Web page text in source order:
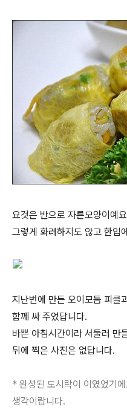
요것은 반으로 자른모양이예
그렇게 화려하지도 않고 한입
지난번에 만든 오이모듬 피클
함께 싸 주었답니다.
바쁜 아침시간이라 서둘러 만
뒤에 찍은 사진은 없답니다.
* 완성된 도시락이 이였었기
생각이랍니다.